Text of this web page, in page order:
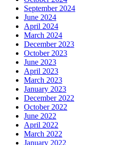
September 2024
June 2024
April 2024
March 2024
December 2023
October 2023
June 2023
April 2023
March 2023
January 2023
December 2022
October 2022
June 2022
April 2022
March 2022
January 2022